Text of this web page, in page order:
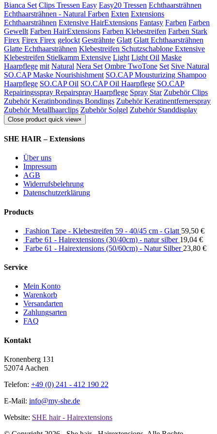
Bianca Set Clips Tressen Easy Easy20 Tressen Echthaarsträhnen
Echthaarsträhnen - Natural Farben Exten Extensions
Echthaarsträhnen Extensive HairExtensions Fantasy Farben Farben
Gewellt Farben HairExtensions Farben Klebestreifen Farben Stark
Firex Firex Firex gelockt Gesträhnte Glatt Glatt Echthaarsträhnen
Glatte Echthaarsträhnen Klebestreifen Schutzschablone Extensive
Klebestreifen Stielkamm Extensive Light Light Oil Maske
Haarpflege mit Natural Nera Set Ombre TwoTone Set Sive Natural
SO.CAP Maske Nourishishment SO.CAP Mousturizing Shampoo
Haarpflege SO.CAP Oil SO.CAP Oil Haarpflege SO.CAP
Repairingsspray Repairspray Haarpflege Spray Star Zubehör Clips
Zubehör Keratinbondings Bondings Zubehör Keratinentfernerspray
Zubehör Metallhaarclips Zubehör Solgel Zubehör Standdisplay
Close product quick view×
SHE HAIR – Extensions
Über uns
Impressum
AGB
Widerrufsbelehrung
Datenschutzerklärung
Products
Fashion Tape - Klebestreifen 59 - 40/45 cm - Glatt 59,50 €
Farbe 61 - Hairextensions (30/40cm) - natur silber 19,04 €
Farbe 61 - Hairextensions (50/60cm) - Natur Silber 23,80 €
Service
Mein Konto
Warenkorb
Versandarten
Zahlungsarten
FAQ
Kontakt
Kronenberg 131
52074 Aachen
Telefon: +49 (0) 241 - 412 190 22
E-Mail: info@my-she.de
Website: SHE hair - Hairextensions